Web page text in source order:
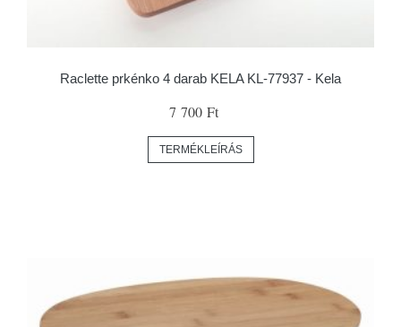
Raclette prkénko 4 darab KELA KL-77937 - Kela
7 700 Ft
TERMÉKLEÍRÁS